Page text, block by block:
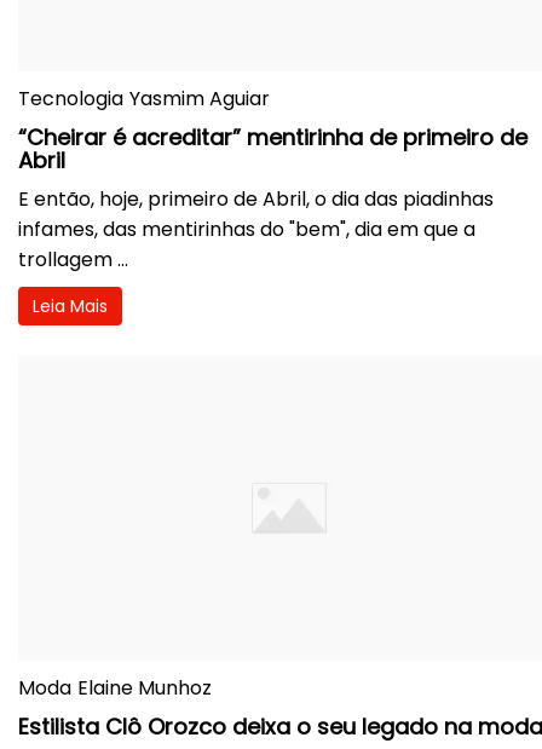
Tecnologia Yasmim Aguiar
“Cheirar é acreditar” mentirinha de primeiro de
Abril
E então, hoje, primeiro de Abril, o dia das piadinhas
infames, das mentirinhas do "bem", dia em que a
trollagem ...
Leia Mais
Moda Elaine Munhoz
Estilista Clô Orozco deixa o seu legado na moda